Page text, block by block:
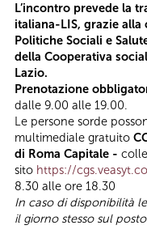
L’incontro prevede la
italiana-LIS, grazie
Politiche Sociali e
della Cooperativa
Lazio.
Prenotazione
dalle 9.00 alle 19.00.
Le persone sorde
multimediale gratuito
di Roma Capitale -
sito https://
8.30 alle ore 18.30
In caso di disponibilità
il giorno stesso sul posto